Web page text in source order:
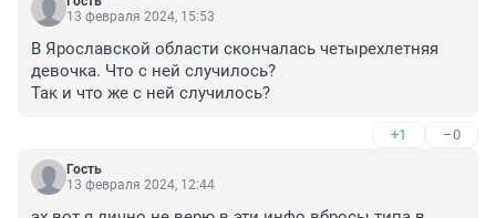
13 февраля 2024, 15:53
В Ярославской области скончалась четырехлетняя
девочка. Что с ней случилось?
Так и что же с ней случилось?
+1 –0
Гость
13 февраля 2024, 12:44